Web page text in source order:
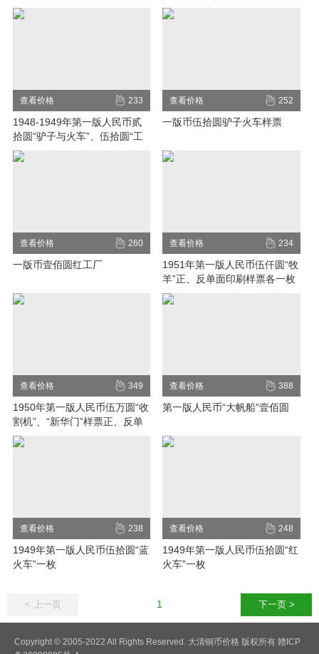
地”、“工农”各一枚；伍拾圆“工
农”一枚、“列车”二枚；壹百
233
查看价格
1948-1949年第一版人民币贰
拾圆“驴子与火车”、伍拾圆“工
农”
252
查看价格
一版币伍拾圆驴子火车样票
260
查看价格
一版币壹佰圆红工厂
234
查看价格
1951年第一版人民币伍仟圆“牧
羊”正、反单面印刷样票各一枚
349
查看价格
1950年第一版人民币伍万圆“收
割机”、“新华门”样票正、反单
面印刷各一枚
388
查看价格
第一版人民币“大帆船”壹佰圆
238
查看价格
1949年第一版人民币伍拾圆“蓝
火车”一枚
248
查看价格
1949年第一版人民币伍拾圆“红
火车”一枚
< 上一页 1 下一页 >
Copyright © 2005-2022 All Rights Reserved. 大清铜币价格 版权所有 赣ICP